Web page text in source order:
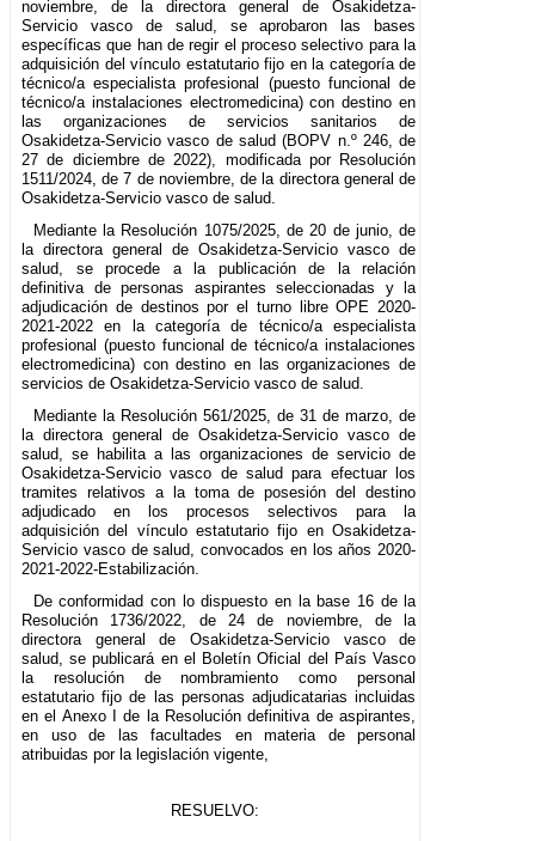
noviembre, de la directora general de Osakidetza-
Servicio vasco de salud, se aprobaron las bases
específicas que han de regir el proceso selectivo para la
adquisición del vínculo estatutario fijo en la categoría de
técnico/a especialista profesional (puesto funcional de
técnico/a instalaciones electromedicina) con destino en
las organizaciones de servicios sanitarios de
Osakidetza-Servicio vasco de salud (BOPV n.º 246, de
27 de diciembre de 2022), modificada por Resolución
1511/2024, de 7 de noviembre, de la directora general de
Osakidetza-Servicio vasco de salud.
Mediante la Resolución 1075/2025, de 20 de junio, de
la directora general de Osakidetza-Servicio vasco de
salud, se procede a la publicación de la relación
definitiva de personas aspirantes seleccionadas y la
adjudicación de destinos por el turno libre OPE 2020-
2021-2022 en la categoría de técnico/a especialista
profesional (puesto funcional de técnico/a instalaciones
electromedicina) con destino en las organizaciones de
servicios de Osakidetza-Servicio vasco de salud.
Mediante la Resolución 561/2025, de 31 de marzo, de
la directora general de Osakidetza-Servicio vasco de
salud, se habilita a las organizaciones de servicio de
Osakidetza-Servicio vasco de salud para efectuar los
tramites relativos a la toma de posesión del destino
adjudicado en los procesos selectivos para la
adquisición del vínculo estatutario fijo en Osakidetza-
Servicio vasco de salud, convocados en los años 2020-
2021-2022-Estabilización.
De conformidad con lo dispuesto en la base 16 de la
Resolución 1736/2022, de 24 de noviembre, de la
directora general de Osakidetza-Servicio vasco de
salud, se publicará en el Boletín Oficial del País Vasco
la resolución de nombramiento como personal
estatutario fijo de las personas adjudicatarias incluidas
en el Anexo I de la Resolución definitiva de aspirantes,
en uso de las facultades en materia de personal
atribuidas por la legislación vigente,
RESUELVO: